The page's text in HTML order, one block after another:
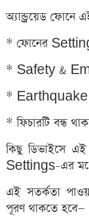
অ্যান্ড্রয়েড ফোনে
* ফোনের
* Safety &
* Earthquake
* ফিচারটি বন্ধ
কিছু ডিভাইসে
Settings-এর
এই সতর্কতা
পূরণ থাকতে হবে—